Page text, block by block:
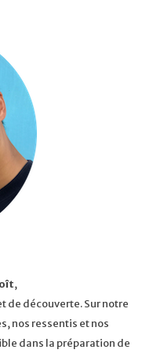
,
de découverte. Sur notre
nos ressentis et nos
dans la préparation de